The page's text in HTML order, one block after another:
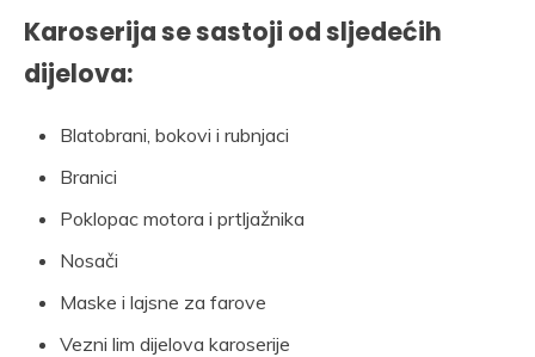
Karoserija se sastoji od sljedećih
dijelova:
Blatobrani, bokovi i rubnjaci
Branici
Poklopac motora i prtljažnika
Nosači
Maske i lajsne za farove
Vezni lim dijelova karoserije